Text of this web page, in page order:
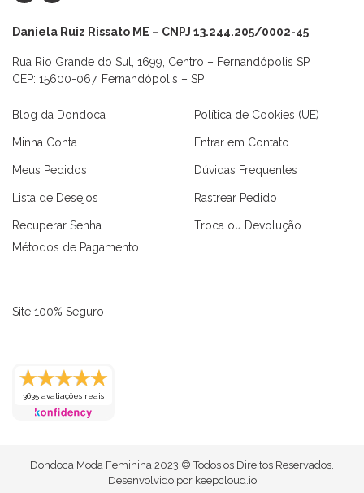
Macaquinhos
Daniela Ruiz Rissato ME – CNPJ 13.244.205/0002-45
Rua Rio Grande do Sul, 1699, Centro – Fernandópolis SP
CEP: 15600-067, Fernandópolis – SP
Blog da Dondoca
Minha Conta
Meus Pedidos
Lista de Desejos
Recuperar Senha
Política de Cookies (UE)
Entrar em Contato
Dúvidas Frequentes
Rastrear Pedido
Troca ou Devolução
Métodos de Pagamento
Site 100% Seguro
3635 avaliações reais
Dondoca Moda Feminina 2023 © Todos os Direitos Reservados.
Desenvolvido por keepcloud.io